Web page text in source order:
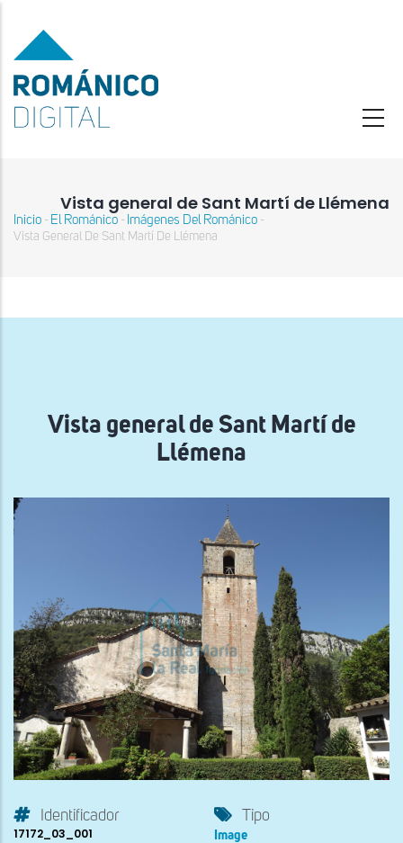
contenido
principal
Vista general de Sant Martí de Llémena
Sobrescribir
ayuda
Inicio - El Románico - Imágenes Del Románico -
Vista General De Sant Martí De Llémena
Vista general de Sant Martí de
Llémena
Identificador
17172_03_001
Tipo
Image